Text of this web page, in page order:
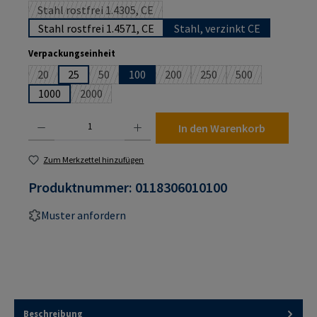
Stahl rostfrei 1.4305, CE(Diese Option ist zurzeit nicht verfügbar.)
Stahl rostfrei 1.4571, CE Stahl, verzinkt CE
Verpackungseinheit
20(Diese Option ist zurzeit nicht verfügbar.)
25 50(Diese Option ist zurzeit nicht verfügbar.)
100 200(Diese Option ist zurzeit nicht
250(Diese Option ist zurzeit
500(Diese Option
1000 2000(Diese Option ist zurzeit nicht verfügbar.)
In den Warenkorb
Zum Merkzettel hinzufügen
Produktnummer: 0118306010100
Muster anfordern
Beschreibung